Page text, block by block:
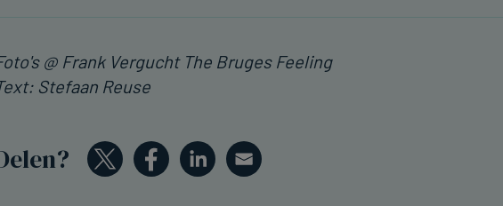
@ Frank Vergucht The Bruges Feeling
Stefaan Reuse